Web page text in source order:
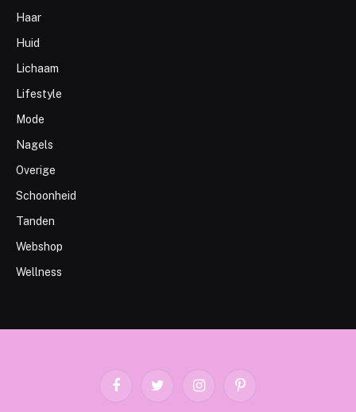
Haar
Huid
Lichaam
Lifestyle
Mode
Nagels
Overige
Schoonheid
Tanden
Webshop
Wellness
FacebookTwitter InstagramPinterest